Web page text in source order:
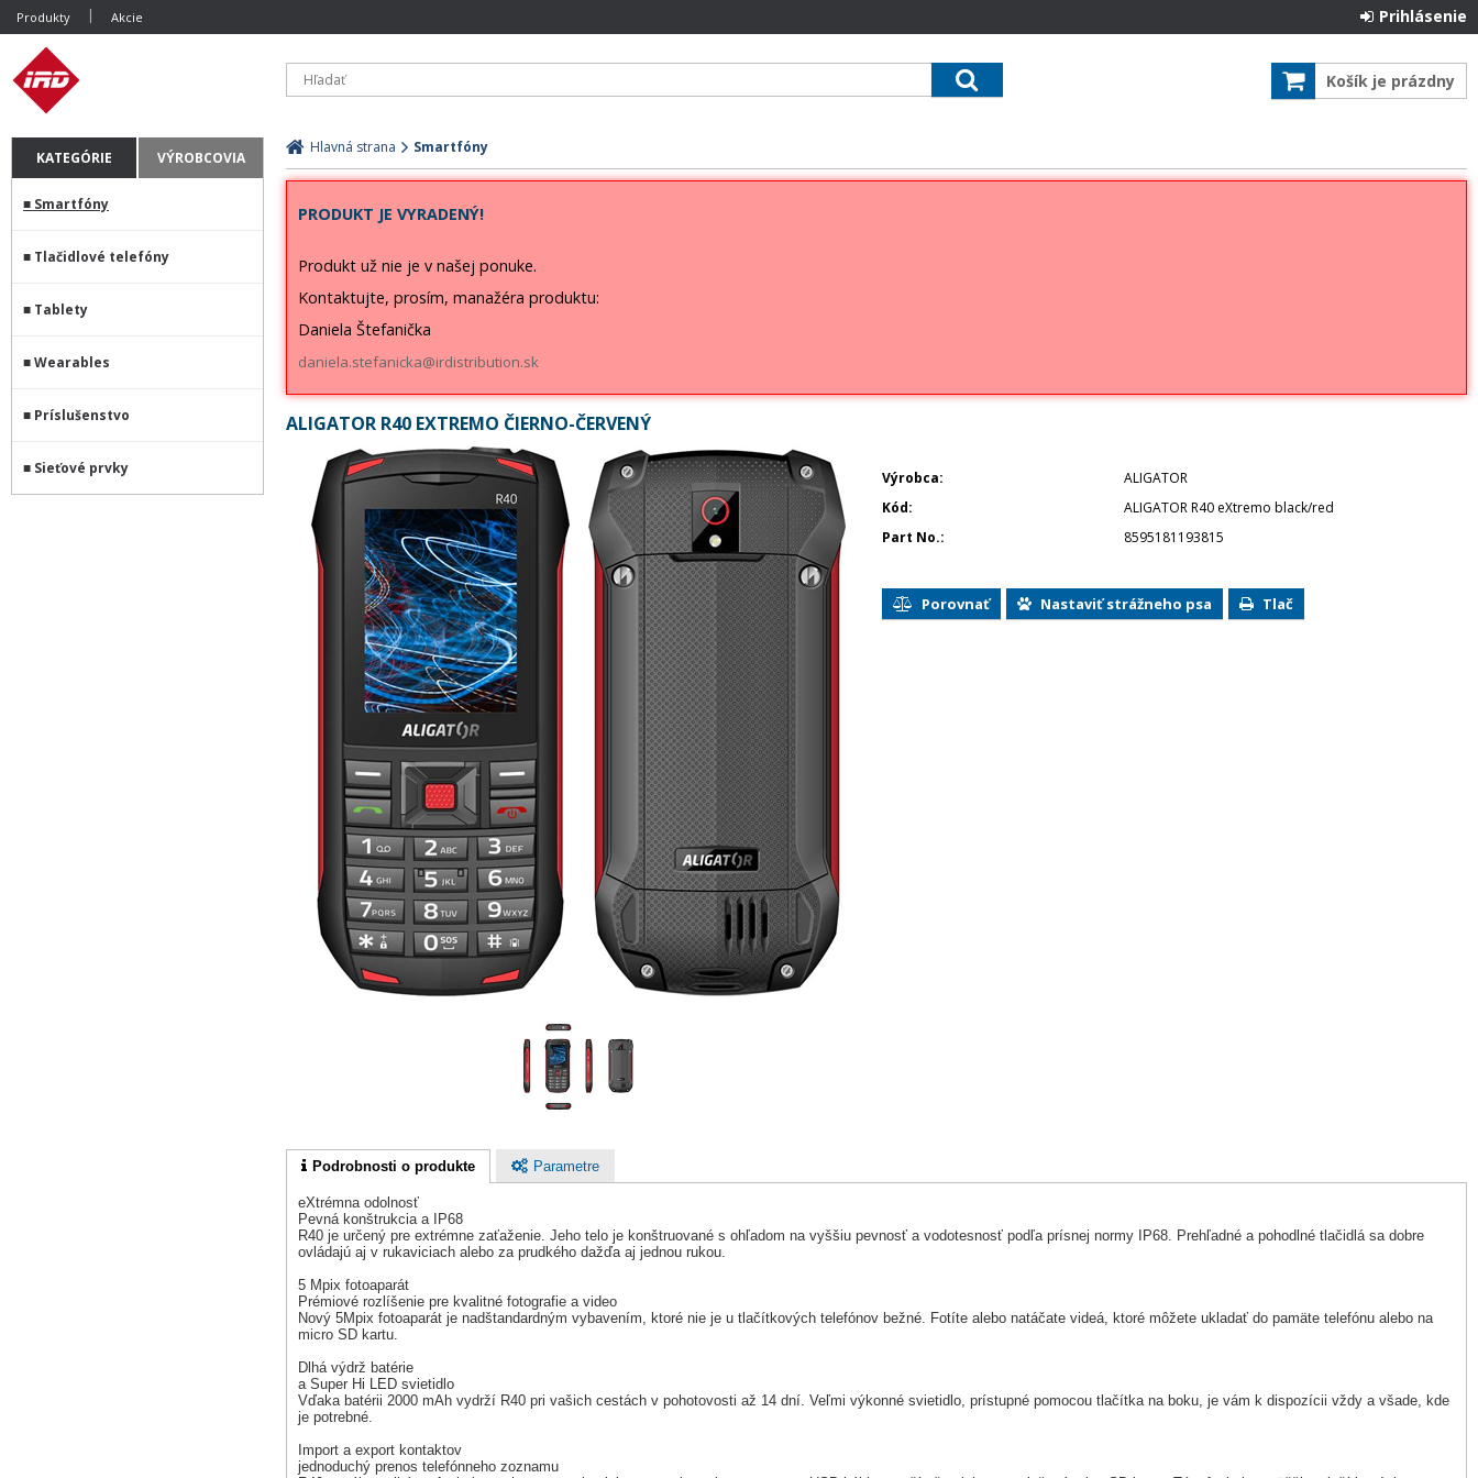
Produkty Akcie Prihlásenie
Košík je prázdny
KATEGÓRIE VÝROBCOVIA
Smartfóny
Tlačidlové telefóny
Tablety
Wearables
Príslušenstvo
Sieťové prvky
Hlavná strana Smartfóny
PRODUKT JE VYRADENÝ!
Produkt už nie je v našej ponuke.
Kontaktujte, prosím, manažéra produktu:
Daniela Štefanička
daniela.stefanicka@irdistribution.sk
ALIGATOR R40 EXTREMO ČIERNO-ČERVENÝ
Výrobca
ALIGATOR
Kód
ALIGATOR R40 eXtremo black/red
Part No.
8595181193815
Porovnať Nastaviť strážneho psa Tlač
Podrobnosti o produkte Parametre
eXtrémna odolnosť
Pevná konštrukcia a IP68
R40 je určený pre extrémne zaťaženie. Jeho telo je konštruované s ohľadom na vyššiu pevnosť a vodotesnosť podľa prísnej normy IP68. Prehľadné a pohodlné tlačidlá sa dobre
ovládajú aj v rukaviciach alebo za prudkého dažďa aj jednou rukou.
5 Mpix fotoaparát
Prémiové rozlíšenie pre kvalitné fotografie a video
Nový 5Mpix fotoaparát je nadštandardným vybavením, ktoré nie je u tlačítkových telefónov bežné. Fotíte alebo natáčate videá, ktoré môžete ukladať do pamäte telefónu alebo na
micro SD kartu.
Dlhá výdrž batérie
a Super Hi LED svietidlo
Vďaka batérii 2000 mAh vydrží R40 pri vašich cestách v pohotovosti až 14 dní. Veľmi výkonné svietidlo, prístupné pomocou tlačítka na boku, je vám k dispozícii vždy a všade, kde
je potrebné.
Import a export kontaktov
jednoduchý prenos telefónneho zoznamu